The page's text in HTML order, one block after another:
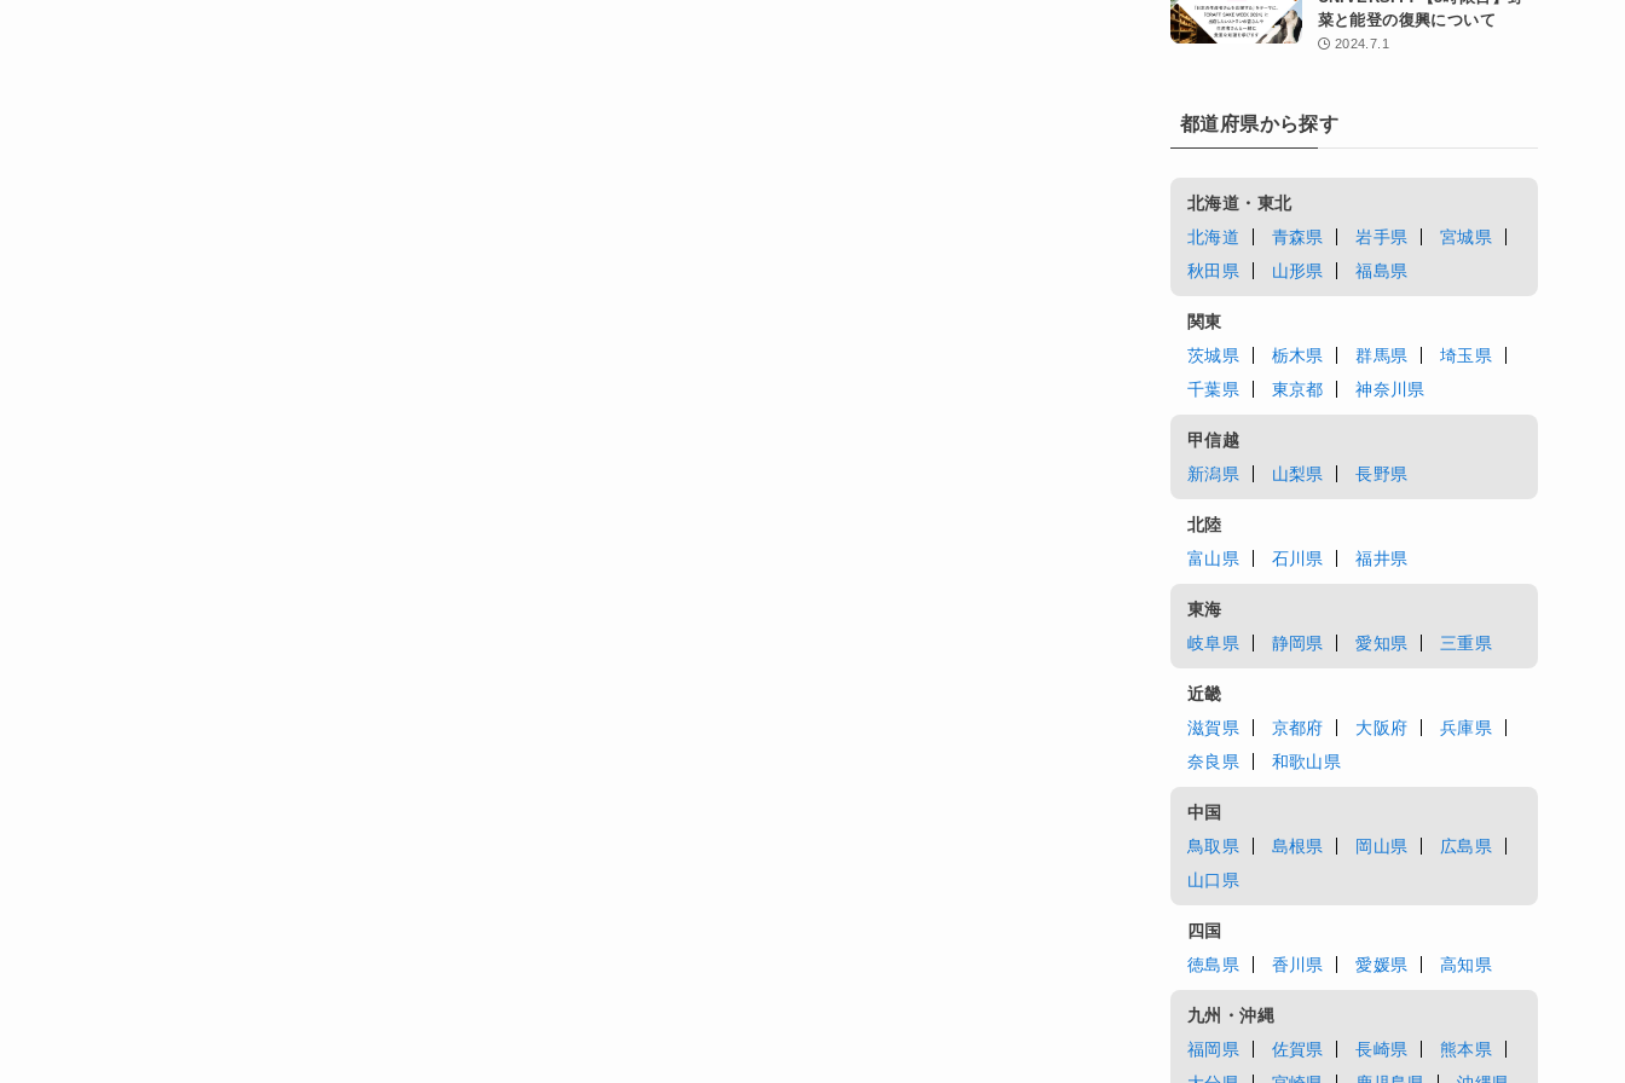
菜と能登の復興について
2024.7.1
都道府県から探す
北海道・東北
北海道
青森県 岩手県
宮城県
秋田県
山形県 福島県
関東
茨城県
栃木県 群馬県
埼玉県
千葉県
東京都 神奈川県
甲信越
新潟県
山梨県 長野県
北陸
富山県
石川県 福井県
東海
岐阜県
静岡県 愛知県 三重県
近畿
滋賀県
京都府 大阪府
兵庫県
奈良県
和歌山県
中国
鳥取県
島根県 岡山県
広島県
山口県
四国
徳島県
香川県 愛媛県 高知県
九州・沖縄
福岡県
佐賀県 長崎県
熊本県